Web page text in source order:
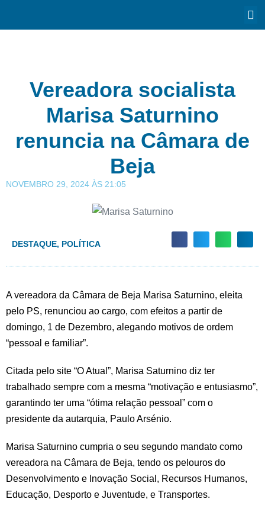
Vereadora socialista
Marisa Saturnino
renuncia na Câmara de
Beja
NOVEMBRO 29, 2024 ÀS 21:05
DESTAQUE, POLÍTICA
A vereadora da Câmara de Beja Marisa Saturnino, eleita
pelo PS, renunciou ao cargo, com efeitos a partir de
domingo, 1 de Dezembro, alegando motivos de ordem
“pessoal e familiar”.
Citada pelo site “O Atual”, Marisa Saturnino diz ter
trabalhado sempre com a mesma “motivação e entusiasmo”,
garantindo ter uma “ótima relação pessoal” com o
presidente da autarquia, Paulo Arsénio.
Marisa Saturnino cumpria o seu segundo mandato como
vereadora na Câmara de Beja, tendo os pelouros do
Desenvolvimento e Inovação Social, Recursos Humanos,
Educação, Desporto e Juventude, e Transportes.